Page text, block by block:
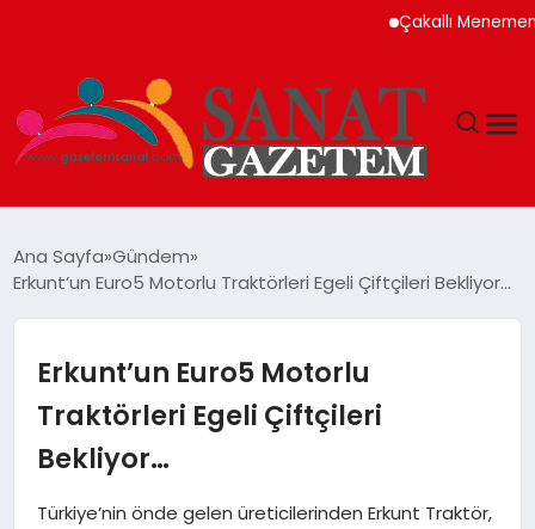
Çakallı Menemeni
SIYASET
SPOR
Ana Sayfa Gündem
Erkunt’un Euro5 Motorlu Traktörleri Egeli Çiftçileri Bekliyor…
Erkunt’un Euro5 Motorlu
Traktörleri Egeli Çiftçileri
Bekliyor…
Türkiye’nin önde gelen üreticilerinden Erkunt Traktör,